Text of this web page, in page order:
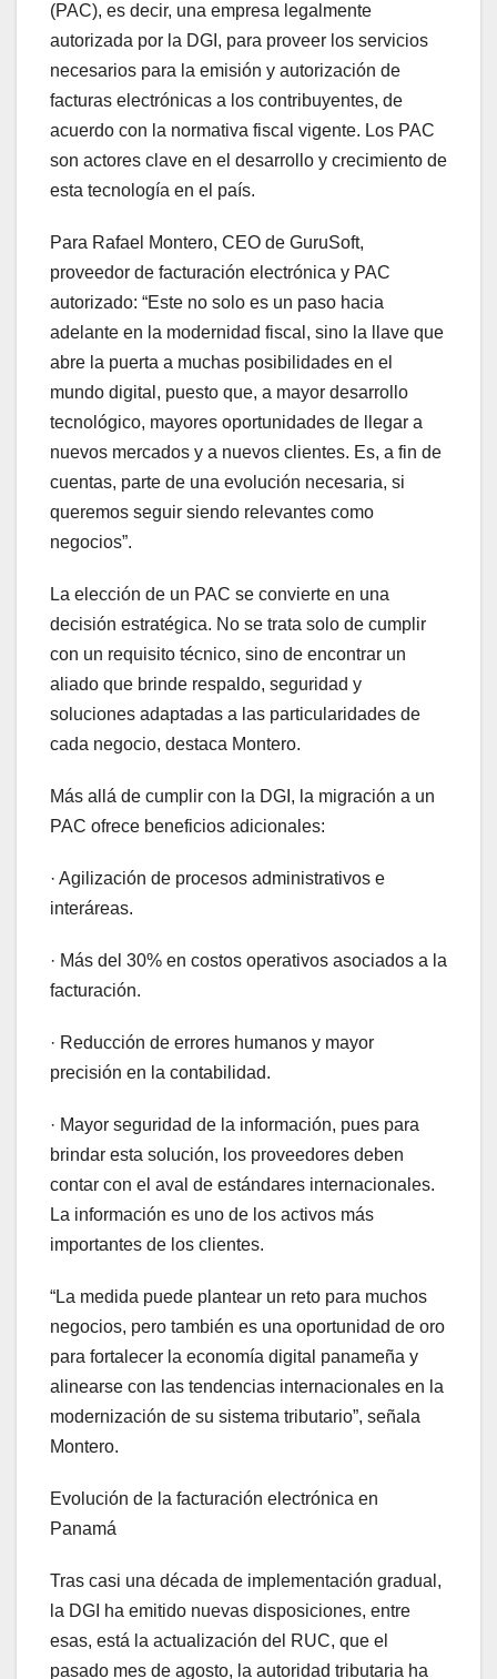
(PAC), es decir, una empresa legalmente
autorizada por la DGI, para proveer los servicios
necesarios para la emisión y autorización de
facturas electrónicas a los contribuyentes, de
acuerdo con la normativa fiscal vigente. Los PAC
son actores clave en el desarrollo y crecimiento de
esta tecnología en el país.
Para Rafael Montero, CEO de GuruSoft,
proveedor de facturación electrónica y PAC
autorizado: “Este no solo es un paso hacia
adelante en la modernidad fiscal, sino la llave que
abre la puerta a muchas posibilidades en el
mundo digital, puesto que, a mayor desarrollo
tecnológico, mayores oportunidades de llegar a
nuevos mercados y a nuevos clientes. Es, a fin de
cuentas, parte de una evolución necesaria, si
queremos seguir siendo relevantes como
negocios”.
La elección de un PAC se convierte en una
decisión estratégica. No se trata solo de cumplir
con un requisito técnico, sino de encontrar un
aliado que brinde respaldo, seguridad y
soluciones adaptadas a las particularidades de
cada negocio, destaca Montero.
Más allá de cumplir con la DGI, la migración a un
PAC ofrece beneficios adicionales:
· Agilización de procesos administrativos e
interáreas.
· Más del 30% en costos operativos asociados a la
facturación.
· Reducción de errores humanos y mayor
precisión en la contabilidad.
· Mayor seguridad de la información, pues para
brindar esta solución, los proveedores deben
contar con el aval de estándares internacionales.
La información es uno de los activos más
importantes de los clientes.
“La medida puede plantear un reto para muchos
negocios, pero también es una oportunidad de oro
para fortalecer la economía digital panameña y
alinearse con las tendencias internacionales en la
modernización de su sistema tributario”, señala
Montero.
Evolución de la facturación electrónica en
Panamá
Tras casi una década de implementación gradual,
la DGI ha emitido nuevas disposiciones, entre
esas, está la actualización del RUC, que el
pasado mes de agosto, la autoridad tributaria ha